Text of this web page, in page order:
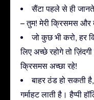
सैंटा पहले से ही
– तुम! मेरी क्रिसमस और
जो कुछ भी करो, हर
लिए अच्छे रहोगे तो ज़िंदगी
क्रिसमस अच्छा रहे!
बाहर ठंड हो सकती
गर्माहट लाती है। हैप्पी